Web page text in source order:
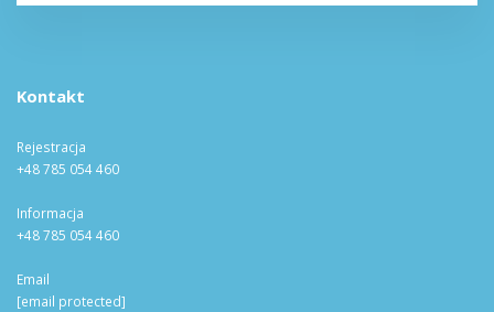
Kontakt
Rejestracja
+48 785 054 460
Informacja
+48 785 054 460
Email
[email protected]